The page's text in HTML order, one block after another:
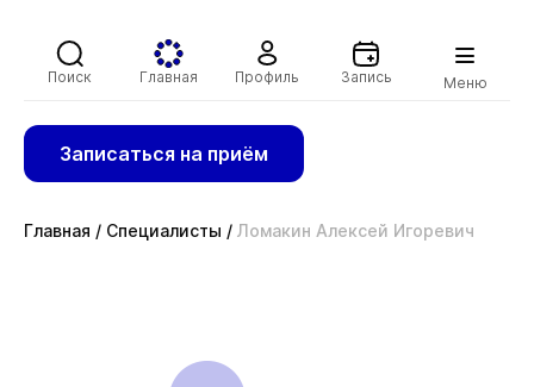
Поиск Главная Профиль Запись Меню
Записаться на приём
Главная / Специалисты / Ломакин Алексей Игоревич